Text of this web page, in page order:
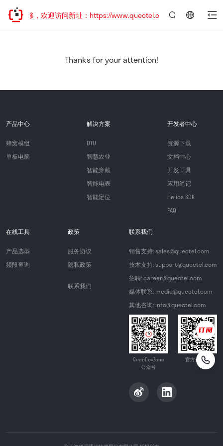
址已迁移，欢迎访问新址：https://www.quectel.com.cn
Thanks for your attention!
产品中心
蜂窝模组
单板电脑
解决方案
DTU
智慧农业
智能穿戴
智能电表
智能定位
开发者中心
资源下载
文档中心
开发工具
应用笔记
Helios SDK
FAQ
在线工具
产品选型
频段查询
政策
服务协议
隐私政策
联系我们
联系我们
销售支持: sales@quectel.com
技术支持: support@quectel.com
招聘: career@quectel.com
媒体联系: media@quectel.com
其他咨询: info@quectel.com
QuecDevZone
公众号
官方公众号